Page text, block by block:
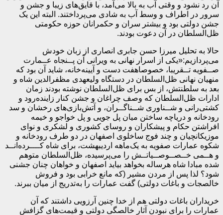
آن رد نشود و وقتی آب به بالا می‌آمد، با قایق‌های زیبا و جشن و
سرور در اطراف و وسط آب به شادی می‌پرداختند. البته این یک
جشن دولتی بود و بیشتر سران و حکمرانان حوزه حکومتی
ظل‌السلطان در آن دعوت بودند.
حالا به تحلیل میرزا حسن جابری انصاری از زبان خودش
می‌پردازیم:«یکی از اسرار نهانی به ویرانی آن پــنجاه عــمارت
صــفویه تــقریبا، خصوصاهفت دست و آیینه‌خانه، شاید آن بود که
منهیان نهانی ظل‌السلطان در دستگاه ولیعهدی مظفرالدین شاه و
بعد به سلطنتش، از بس برای ظل‌السلطان نوشته بودند زمان
ادارات ظل‌السلطان که وصف چراغان و جشن کنار زاینده‌رود و
کشتی‌رانی و شــناوری شــناگــران، و آتش‌بازی‌های رخشان و سد
رودخانه و دریاچه ساختن میان پل جویی و پل خواجو و خیمه
افراشتن حکام و پیشکاران و روسای کشوری و لشکری و نوای
موزیکانچیان و چند فوج ساخلوی اصفهان در دو طرف رودخانه و
شکوه عمارات صفویه به یک‌ماهه اردیبهشت، برای شاه کــــرده‌انــد
و هــمی خــصــوصــیاتــش را می‌پرسیده، ظل‌السلطان متوهم
شده مبادا شاه هرساله بخواهد بیاید اصفهان و خواهان چنان جشنی
شود؟ لذا پس از مردن مشیر (که مانع خرابی بود و فروش
خالصجات و باغات دولتی) گفت عمارات را به‌تدریج از میان ببرند.
خریداران باغات دولتی هم از خدا چنین آرزویی داشتند که آن
عمارات را برای نبودن آثار خالصگی دولتی و قیمت‌های گزافش